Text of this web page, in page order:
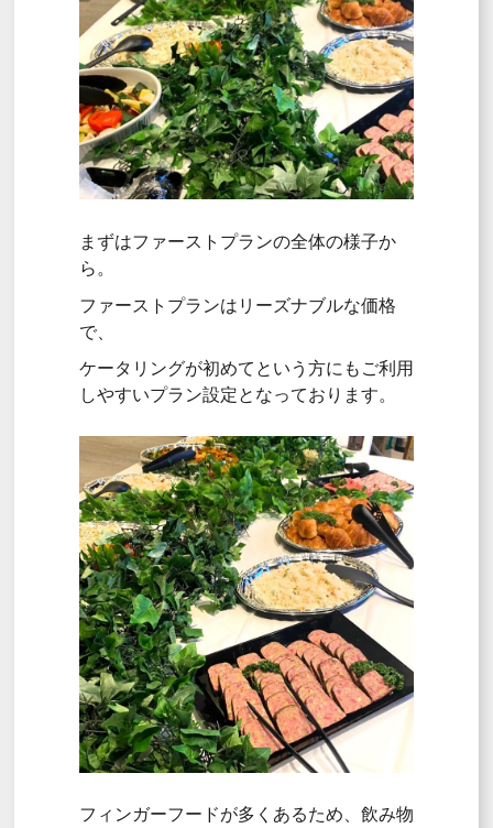
まずはファーストプランの全体の様子か
ら。
ファーストプランはリーズナブルな価格
で、
ケータリングが初めてという方にもご利用
しやすいプラン設定となっております。
フィンガーフードが多くあるため、飲み物